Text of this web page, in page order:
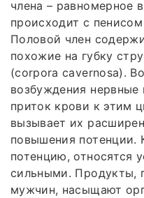
члена – равномерное
происходит с
Половой член
похожие на губку
(corpora cavernosa).
возбуждения
приток крови к этим
вызывает их
повышения
потенцию, относятся
сильными. Продукты,
мужчин, насыщают